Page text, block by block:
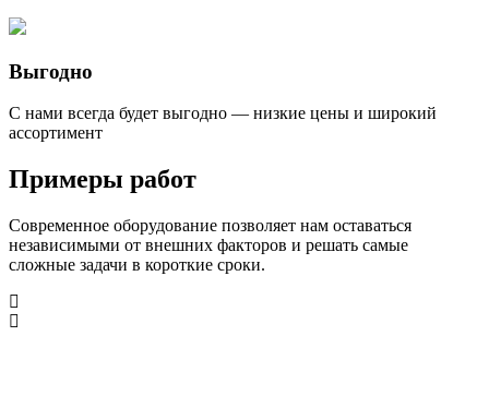
Выгодно
С нами всегда будет выгодно — низкие цены и широкий
ассортимент
Примеры работ
Современное оборудование позволяет нам оставаться
независимыми от внешних факторов и решать самые
сложные задачи в короткие сроки.